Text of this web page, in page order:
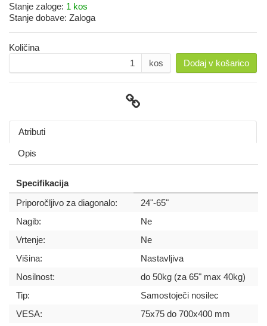
Stanje zaloge: 1 kos
Stanje dobave: Zaloga
Količina
kos
Dodaj v košarico
Atributi
Opis
Specifikacija
Priporočljivo za diagonalo:
24"-65"
Nagib:
Ne
Vrtenje:
Ne
Višina:
Nastavljiva
Nosilnost:
do 50kg (za 65" max 40kg)
Tip:
Samostoječi nosilec
VESA:
75x75 do 700x400 mm